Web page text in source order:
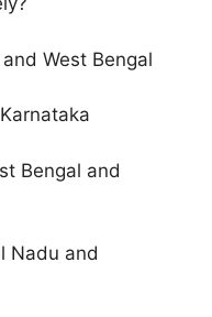
and West Bengal
Bengal and
Nadu and